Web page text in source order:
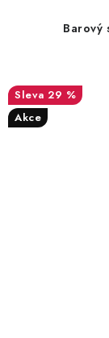
Barový
29 %
Akce